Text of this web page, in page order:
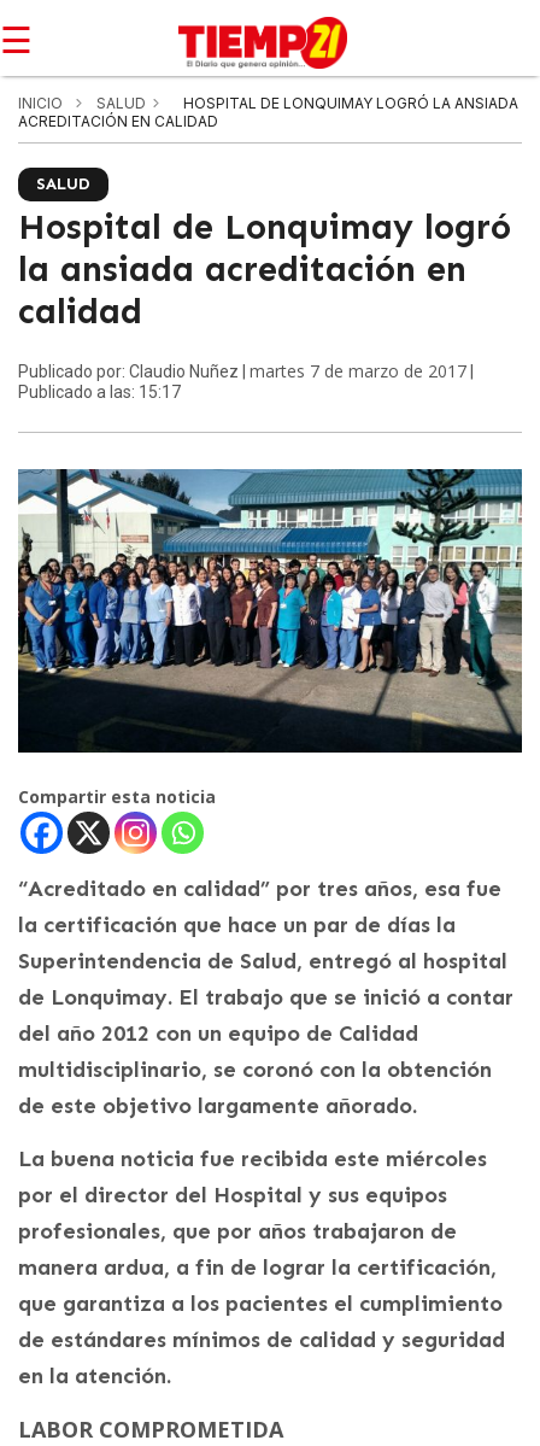
☰
INICIO SALUD
HOSPITAL DE LONQUIMAY LOGRÓ LA ANSIADA
ACREDITACIÓN EN CALIDAD
SALUD
Hospital de Lonquimay logró
la ansiada acreditación en
calidad
Publicado por: Claudio Nuñez | martes 7 de marzo de 2017
Publicado a las: 15:17
Compartir esta noticia
“Acreditado en calidad” por tres años, esa fue
la certificación que hace un par de días la
Superintendencia de Salud, entregó al hospital
de Lonquimay. El trabajo que se inició a contar
del año 2012 con un equipo de Calidad
multidisciplinario, se coronó con la obtención
de este objetivo largamente añorado.
La buena noticia fue recibida este miércoles
por el director del Hospital y sus equipos
profesionales, que por años trabajaron de
manera ardua, a fin de lograr la certificación,
que garantiza a los pacientes el cumplimiento
de estándares mínimos de calidad y seguridad
en la atención.
LABOR COMPROMETIDA